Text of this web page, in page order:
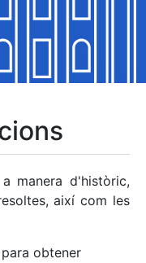
manera d'històric,
així com les
obtener